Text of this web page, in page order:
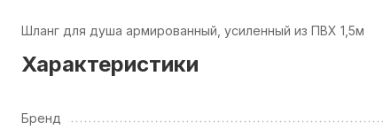
Шланг для душа армированный, усиленный из ПВХ 1,5м
Характеристики
Бренд